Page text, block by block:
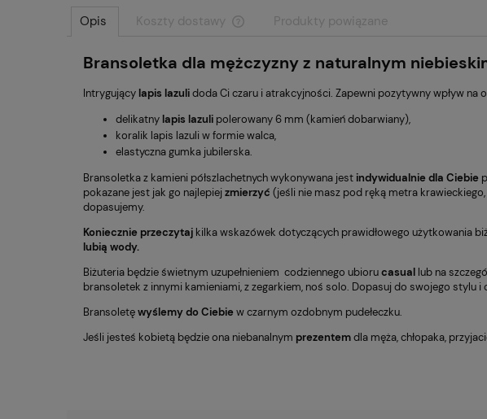
Opis Koszty dostawy
Cena nie zawiera ewentualnych kosztów
Produkty powiązane
Bransoletka dla mężczyzny z naturalnym
Intrygujący lapis lazulidoda Ci czaru i atrakcyjności. Zapewni pozytywny wpływ
delikatny lapis lazuli polerowany 6 mm (kamień dobarwiany),
koralik lapis lazuli w formie walca,
elastyczna gumka jubilerska.
Bransoletka z kamieni półszlachetnych wykonywana jest indywidualnie dla Ciebie
pokazane jest jak go najlepiej zmierzyć (jeśli nie masz pod ręką metra
dopasujemy.
Koniecznie przeczytaj kilka wskazówek dotyczących prawidłowego użytkowania
lubią wody.
Biżuteria będzie świetnym uzupełnieniem codziennego ubiorucasual lub na
bransoletek z innymi kamieniami, z zegarkiem, noś solo. Dopasuj do swojego stylu i
Bransoletęwyślemy do Ciebiew czarnym ozdobnym pudełeczku.
Jeśli jesteś kobietą będzie ona niebanalnym prezentemdla męża, chłopaka,